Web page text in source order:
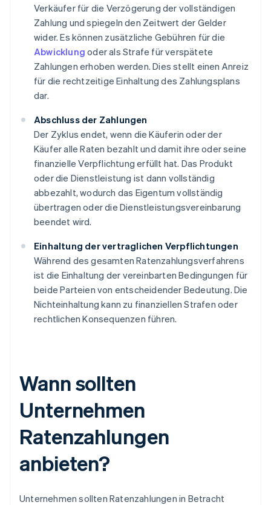
Verkäufer für die Verzögerung der vollständigen
Zahlung und spiegeln den Zeitwert der Gelder
wider. Es können zusätzliche Gebühren für die
Abwicklung oder als Strafe für verspätete
Zahlungen erhoben werden. Dies stellt einen Anreiz
für die rechtzeitige Einhaltung des Zahlungsplans
dar.
Abschluss der Zahlungen
Der Zyklus endet, wenn die Käuferin oder der
Käufer alle Raten bezahlt und damit ihre oder seine
finanzielle Verpflichtung erfüllt hat. Das Produkt
oder die Dienstleistung ist dann vollständig
abbezahlt, wodurch das Eigentum vollständig
übertragen oder die Dienstleistungsvereinbarung
beendet wird.
Einhaltung der vertraglichen Verpflichtungen
Während des gesamten Ratenzahlungsverfahrens
ist die Einhaltung der vereinbarten Bedingungen für
beide Parteien von entscheidender Bedeutung. Die
Nichteinhaltung kann zu finanziellen Strafen oder
rechtlichen Konsequenzen führen.
Wann sollten
Unternehmen
Ratenzahlungen
anbieten?
Unternehmen sollten Ratenzahlungen in Betracht